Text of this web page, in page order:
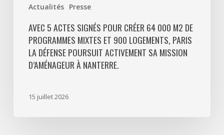
Actualités Presse
Défense
poursuit
activement
AVEC 5 ACTES SIGNÉS POUR CRÉER 64 000 M2 DE
PROGRAMMES MIXTES ET 900 LOGEMENTS, PARIS
LA DÉFENSE POURSUIT ACTIVEMENT SA MISSION
D’AMÉNAGEUR À NANTERRE.
15 juillet 2026